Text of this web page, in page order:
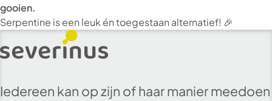
gooien.
Serpentine is een leuk én toegestaan alternatief! 🎉
Iedereen kan op zijn of haar manier meedoen